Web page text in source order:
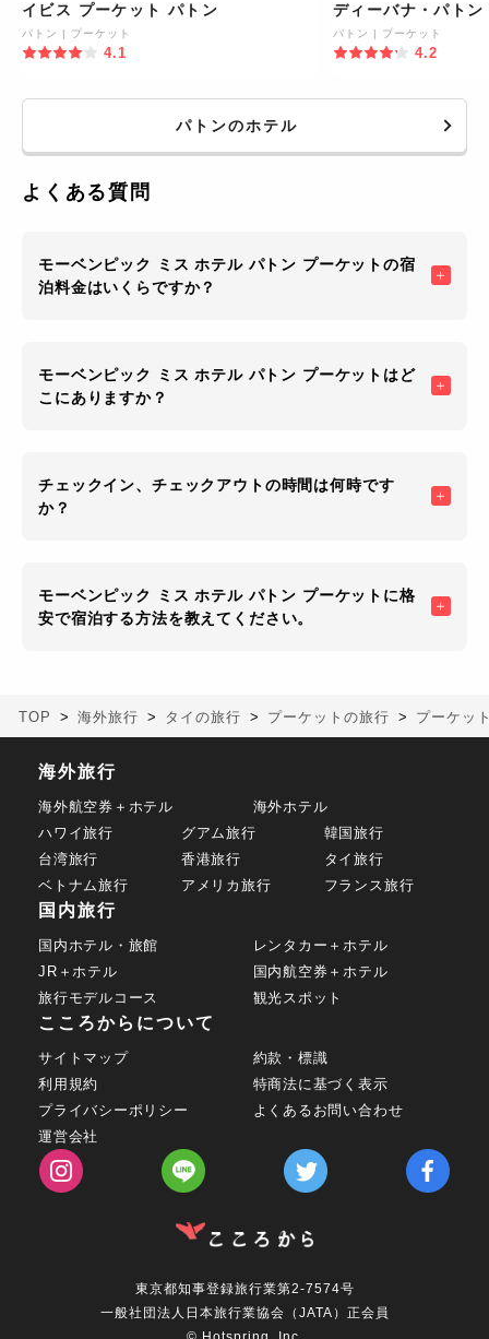
イビス プーケット パトン
パトン プーケット
4.1
ディーバナ・パト
パトン プーケット
4.2
パトンのホテル
よくある質問
モーベンピック ミス ホテル パトン プーケットの宿
泊料金はいくらですか？
モーベンピック ミス ホテル パトン プーケットはど
こにありますか？
チェックイン、チェックアウトの時間は何時です
か？
モーベンピック ミス ホテル パトン プーケットに格
安で宿泊する方法を教えてください。
TOP 海外旅行 タイの旅行 プーケットの旅行 プーケッ
海外旅行
海外航空券＋ホテル
海外ホテル
ハワイ旅行
グアム旅行
韓国旅行
台湾旅行
香港旅行
タイ旅行
ベトナム旅行
アメリカ旅行 フランス旅行
国内旅行
国内ホテル・旅館
レンタカー＋ホテル
JR＋ホテル
国内航空券＋ホテル
旅行モデルコース
観光スポット
こころからについて
サイトマップ
約款・標識
利用規約
特商法に基づく表示
プライバシーポリシー
よくあるお問い合わせ
運営会社
東京都知事登録旅行業第2-7574号
一般社団法人日本旅行業協会（JATA）正会員